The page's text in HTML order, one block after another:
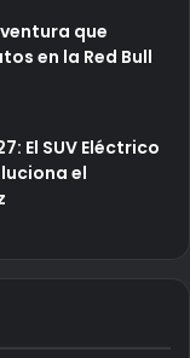
que
en la Red Bull
El SUV Eléctrico
el